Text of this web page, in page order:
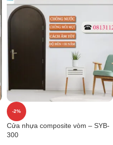
-2%
Cửa nhựa composite vòm – SYB-
300